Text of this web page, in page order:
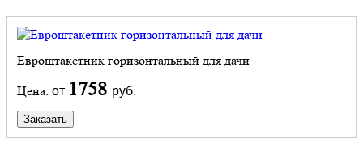
Евроштакетник горизонтальный для дачи
Цена: от 1758 руб.
Заказать